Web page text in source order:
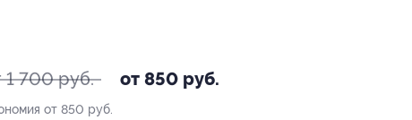
1 700 руб. от 850 руб.
от 850 руб.